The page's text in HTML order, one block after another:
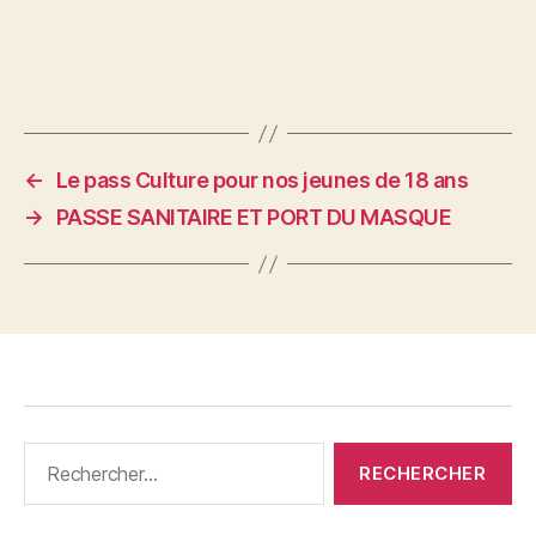
←
Le pass Culture pour nos jeunes de 18 ans
→
PASSE SANITAIRE ET PORT DU MASQUE